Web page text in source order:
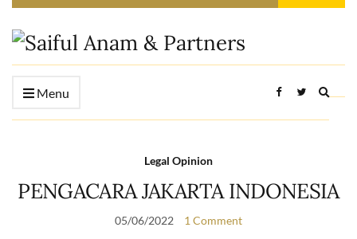
Menu
form
Legal Opinion
PENGACARA JAKARTA INDONESIA
05/06/2022 1 Comment